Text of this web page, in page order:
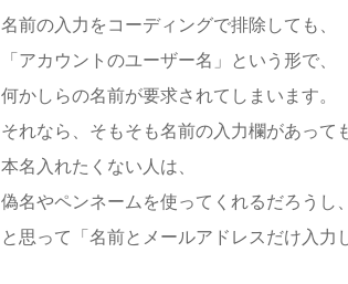
名前の入力をコーディングで排除しても、
「アカウントのユーザー名」という形で、
何かしらの名前が要求されてしまいます。
それなら、そもそも名前の入力欄があって
本名入れたくない人は、
偽名やペンネームを使ってくれるだろうし、
と思って「名前とメールアドレスだけ入力